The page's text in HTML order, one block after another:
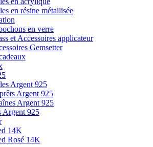
en résine métallisée
en verre
et Accessoires applicateur
Gemsetter
Argent 925
Argent 925
Argent 925
Argent 925
14K
Rosé 14K